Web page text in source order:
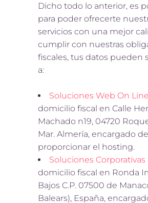
Dicho todo lo anterior, es
para poder ofrecerte
servicios con una mejor
cumplir con nuestras
fiscales, tus datos pueden
a:
Soluciones Web On Line
domicilio fiscal en Calle
Machado n19, 04720
Mar. Almería, encargado de
proporcionar el hosting.
Soluciones Corporativas
domicilio fiscal en Ronda
Bajos C.P. 07500 de
Balears), España,